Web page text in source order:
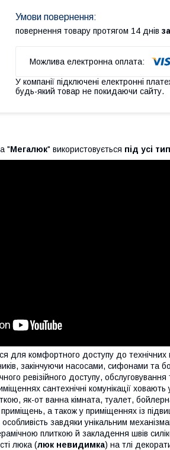
повернення товару протягом 14 днів
У компанії підключені електронні
будь-який товар не покидаючи сайту.
"Мегалюк" використовується під усі
для комфортного доступу до технічних
закінчуючи насосами, сифонами та
ревізійного доступу,
сантехнічні комунікації ховають
як-от ванна кімната, туалет,
приміщень, а також у приміщеннях із
завдяки унікальним
плиткою й закладення швів
люка (люк невидимка) на тлі